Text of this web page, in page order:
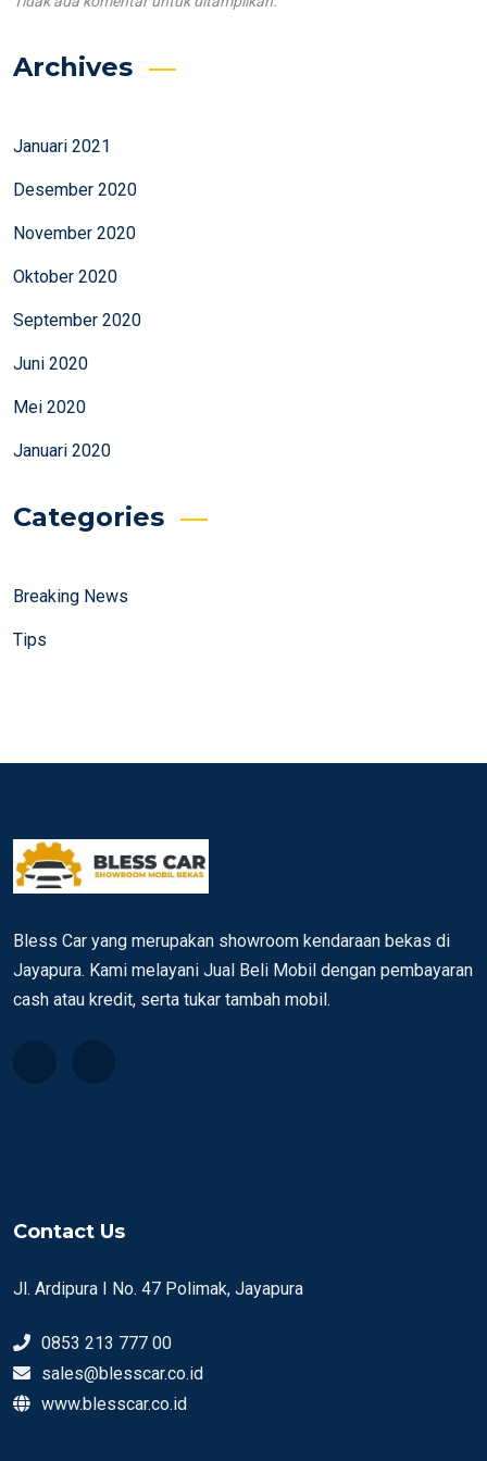
Archives
Januari 2021
Desember 2020
November 2020
Oktober 2020
September 2020
Juni 2020
Mei 2020
Januari 2020
Categories
Breaking News
Tips
Bless Car yang merupakan showroom kendaraan bekas di
Jayapura. Kami melayani Jual Beli Mobil dengan pembayaran
cash atau kredit, serta tukar tambah mobil.
Contact Us
Jl. Ardipura I No. 47 Polimak, Jayapura
0853 213 777 00
sales@blesscar.co.id
www.blesscar.co.id